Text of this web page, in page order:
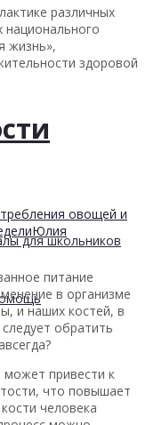
для школьников
различных
национального
жизнь»,
здоровой
овощей и
Юлия
питание
в организме
и наших костей, в
обратить
может привести к
что повышает
человека